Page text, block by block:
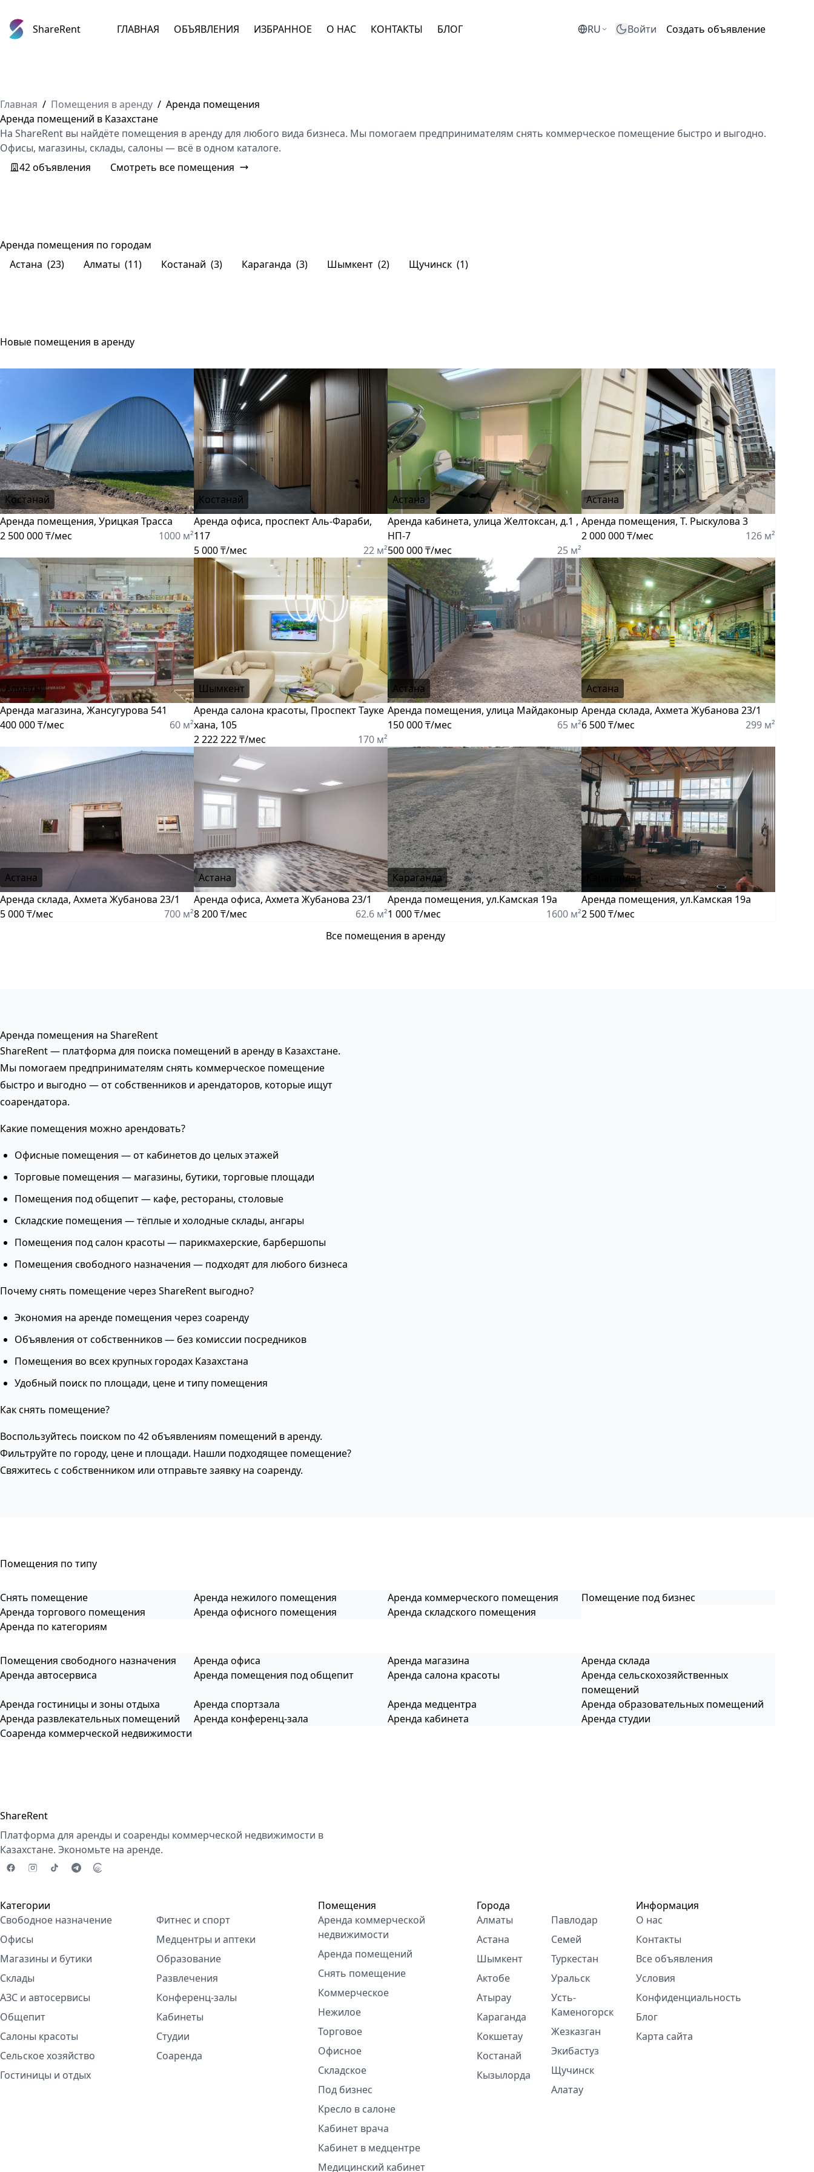
ShareRent ГЛАВНАЯ ОБЪЯВЛЕНИЯ ИЗБРАННОЕ О НАС КОНТАКТЫ БЛОГ RU Войти Создать объявление
Главная / Помещения в аренду / Аренда помещения
Аренда помещений в Казахстане
На ShareRent вы найдёте помещения в аренду для любого вида бизнеса. Мы помогаем предпринимателям снять коммерческое помещение быстро и выгодно.
Офисы, магазины, склады, салоны — всё в одном каталоге.
42 объявления
Смотреть все помещения
Аренда помещения по городам
Астана (23) Алматы (11) Костанай (3) Караганда (3) Шымкент (2) Щучинск (1)
Новые помещения в аренду
Костанай
Аренда помещения, Урицкая Трасса
2 500 000 ₸/мес
1000 м²
Костанай
Аренда офиса, проспект Аль-Фараби,
117
5 000 ₸/мес
22 м²
Астана
Аренда кабинета, улица Желтоксан, д.1 ,
НП-7
500 000 ₸/мес
25 м²
Астана
Аренда помещения, Т. Рыскулова 3
2 000 000 ₸/мес
126 м²
Алматы
Аренда магазина, Жансугурова 541
400 000 ₸/мес
60 м²
Шымкент
Аренда салона красоты, Проспект Тауке
хана, 105
2 222 222 ₸/мес
170 м²
Астана
Аренда помещения, улица Майдаконыр
150 000 ₸/мес
65 м²
Астана
Аренда склада, Ахмета Жубанова 23/1
6 500 ₸/мес
299 м²
Астана
Аренда склада, Ахмета Жубанова 23/1
5 000 ₸/мес
700 м²
Астана
Аренда офиса, Ахмета Жубанова 23/1
8 200 ₸/мес
62.6 м²
Караганда
Аренда помещения, ул.Камская 19а
1 000 ₸/мес
1600 м²
Караганда
Аренда помещения, ул.Камская 19а
2 500 ₸/мес
Все помещения в аренду
Аренда помещения на ShareRent
ShareRent — платформа для поиска помещений в аренду в Казахстане.
Мы помогаем предпринимателям снять коммерческое помещение
быстро и выгодно — от собственников и арендаторов, которые ищут
соарендатора.
Какие помещения можно арендовать?
Офисные помещения — от кабинетов до целых этажей
Торговые помещения — магазины, бутики, торговые площади
Помещения под общепит — кафе, рестораны, столовые
Складские помещения — тёплые и холодные склады, ангары
Помещения под салон красоты — парикмахерские, барбершопы
Помещения свободного назначения — подходят для любого бизнеса
Почему снять помещение через ShareRent выгодно?
Экономия на аренде помещения через соаренду
Объявления от собственников — без комиссии посредников
Помещения во всех крупных городах Казахстана
Удобный поиск по площади, цене и типу помещения
Как снять помещение?
Воспользуйтесь поиском по 42 объявлениям помещений в аренду.
Фильтруйте по городу, цене и площади. Нашли подходящее помещение?
Свяжитесь с собственником или отправьте заявку на соаренду.
Помещения по типу
Снять помещение Аренда нежилого помещения Аренда коммерческого помещения
Помещение под бизнес
Аренда торгового помещения
Аренда офисного помещения
Аренда складского помещения
Аренда по категориям
Помещения свободного назначения Аренда офиса Аренда магазина
Аренда склада
Аренда автосервиса
Аренда помещения под общепит Аренда салона красоты
Аренда сельскохозяйственных
помещений
Аренда гостиницы и зоны отдыха
Аренда спортзала Аренда медцентра
Аренда образовательных помещений
Аренда развлекательных помещений
Аренда конференц-зала Аренда кабинета
Аренда студии
Соаренда коммерческой недвижимости
ShareRent
Платформа для аренды и соаренды коммерческой недвижимости в
Казахстане. Экономьте на аренде.
Категории
Свободное назначение
Офисы
Магазины и бутики
Склады
АЗС и автосервисы
Общепит
Салоны красоты
Сельское хозяйство
Гостиницы и отдых
Фитнес и спорт
Медцентры и аптеки
Образование
Развлечения
Конференц-залы
Кабинеты
Студии
Соаренда
Помещения
Аренда коммерческой
недвижимости
Аренда помещений
Снять помещение
Коммерческое
Нежилое
Торговое
Офисное
Складское
Под бизнес
Кресло в салоне
Кабинет врача
Кабинет в медцентре
Медицинский кабинет
Города
Алматы
Астана
Шымкент
Актобе
Атырау
Караганда
Кокшетау
Костанай
Кызылорда
Павлодар
Семей
Туркестан
Уральск
Усть-
Каменогорск
Жезказган
Экибастуз
Щучинск
Алатау
Информация
О нас
Контакты
Все объявления
Условия
Конфиденциальность
Блог
Карта сайта